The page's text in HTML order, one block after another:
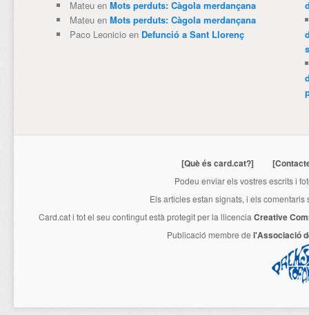
Mateuen Mots perduts: Càgola merdançana
Mateuen Mots perduts: Càgola merdançana
Paco Leonicioen Defunció a Sant Llorenç
[Què és card.cat?]
Podeu enviar els vostres escrits i
Els articles estan signats, i els
Card.cati tot el seu contingut està protegit per la llicencia Creative
Publicació membre de l'Associació